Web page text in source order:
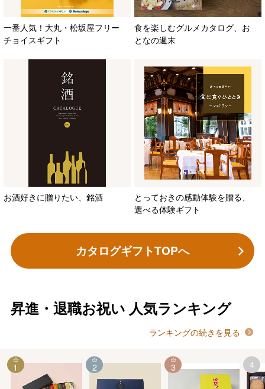
一番人気！大丸・松坂屋フリー
チョイスギフト
食を楽しむグルメカタログ、お
となの週末
お酒好きに贈りたい、銘酒
とっておきの感動体験を贈る、
選べる体験ギフト
カタログギフトTOPへ
昇進・退職お祝い 人気ランキング
ランキングの続きを見る
1 2 3 4